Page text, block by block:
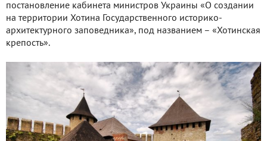
постановление кабинета министров Украины «О создании
на территории Хотина Государственного историко-
архитектурного заповедника», под названием – «Хотинская
крепость».